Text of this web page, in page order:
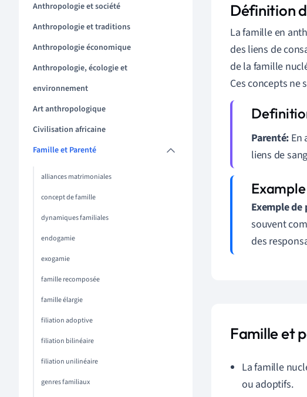
Anthropologie et société
Anthropologie et traditions
Anthropologie économique
Anthropologie, écologie et
environnement
Art anthropologique
Civilisation africaine
Famille et Parenté
alliances matrimoniales
concept de famille
dynamiques familiales
endogamie
exogamie
famille recomposée
famille élargie
filiation adoptive
filiation bilinéaire
filiation unilinéaire
genres familiaux
Définition
La famille en
des liens de
de la famille
Ces concepts ne
Parenté: En
liens de
Exemple de
souvent
des
Famille et
La famille
ou adoptifs.